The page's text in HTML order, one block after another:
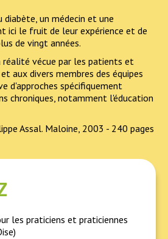
diabète, un médecin et une
ici le fruit de leur expérience et de
de vingt années.
réalité vécue par les patients et
aux divers membres des équipes
d'approches spécifiquement
chroniques, notamment l'éducation
Assal. Maloine, 2003 - 240 pages
les praticiens et praticiennes